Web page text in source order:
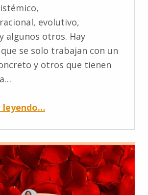
evolutivo,
algunos otros. Hay
se solo trabajan con un
y otros que tienen
…